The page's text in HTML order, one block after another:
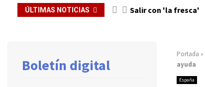
ÚLTIMAS NOTICIAS Salir con 'la fresca'
Portada »
ayuda
España
Boletín digital